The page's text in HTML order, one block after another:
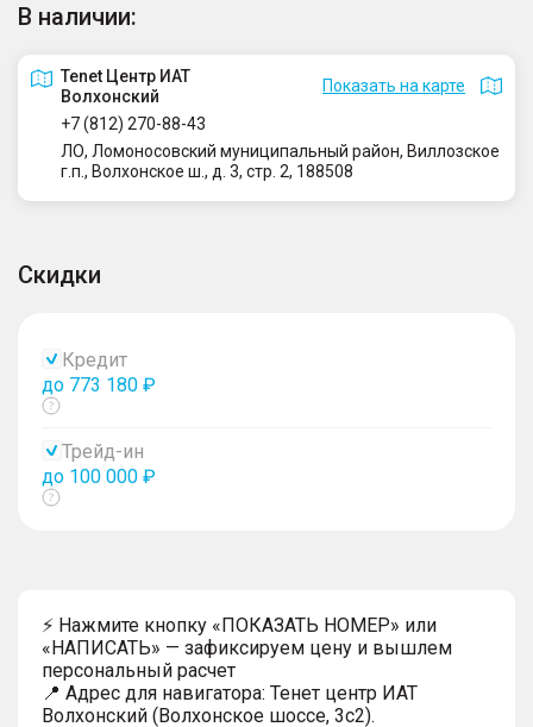
В наличии:
Tenet Центр ИАТ
Волхонский
Показать на карте
+7 (812) 270-88-43
ЛО, Ломоносовский муниципальный район, Виллозское
г.п., Волхонское ш., д. 3, стр. 2, 188508
Скидки
Кредит
до 773 180 ₽
Показать
Трейд-ин
до 100 000 ₽
Показать
⚡ Нажмите кнопку «ПОКАЗАТЬ НОМЕР» или
«НАПИСАТЬ» — зафиксируем цену и вышлем
персональный расчет
📍 Адрес для навигатора: Тенет центр ИАТ
Волхонский (Волхонское шоссе, 3с2).